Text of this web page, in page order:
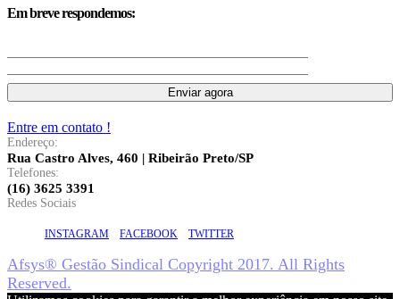
Em breve respondemos:
Entre em contato !
Endereço:
Rua Castro Alves, 460 | Ribeirão Preto/SP
Telefones:
(16) 3625 3391
Redes Sociais
INSTAGRAM FACEBOOK TWITTER
Afsys® Gestão Sindical Copyright 2017. All Rights
Reserved.